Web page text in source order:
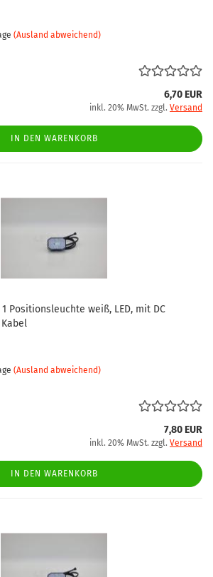
(Ausland abweichend)
6,70 EUR
inkl. 20% MwSt. zzgl. Versand
IN DEN WARENKORB
1 Positionsleuchte weiß, LED, mit DC
(Ausland abweichend)
7,80 EUR
inkl. 20% MwSt. zzgl. Versand
IN DEN WARENKORB